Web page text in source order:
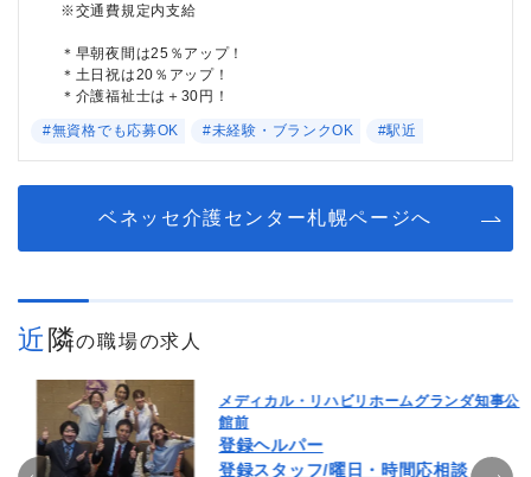
※交通費規定内支給
＊早朝夜間は25％アップ！
＊土日祝は20％アップ！
＊介護福祉士は＋30円！
#無資格でも応募OK #未経験・ブランクOK #駅近
ベネッセ介護センター札幌ページへ
近隣の職場の求人
メディカル・リハビリホームグランダ知事公
館前
登録ヘルパー
登録スタッフ/曜日・時間応相談